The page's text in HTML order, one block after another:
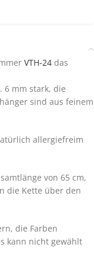
VTH-24 das
6 mm stark, die
sind aus feinem
allergiefreim
von 65 cm,
die Kette über den
die Farben
kann nicht gewählt